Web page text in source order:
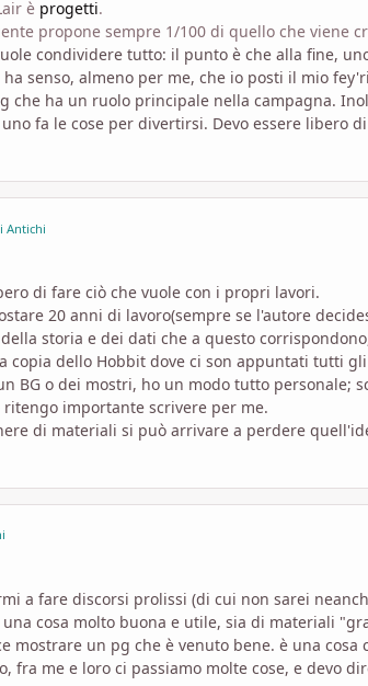
è progetti.
propone sempre 1/100 di quello che viene
condividere tutto: il punto è che alla fine,
senso, almeno per me, che io posti il mio
che ha un ruolo principale nella campagna.
fa le cose per divertirsi. Devo essere libero
Antichi
di fare ciò che vuole con i propri lavori.
20 anni di lavoro(sempre se l'autore
storia e dei dati che a questo
copia dello Hobbit dove ci son appuntati tutti
BG o dei mostri, ho un modo tutto personale;
ritengo importante scrivere per me.
di materiali si può arrivare a perdere
a fare discorsi prolissi (di cui non sarei
cosa molto buona e utile, sia di materiali
mostrare un pg che è venuto bene. è una
fra me e loro ci passiamo molte cose, e devo